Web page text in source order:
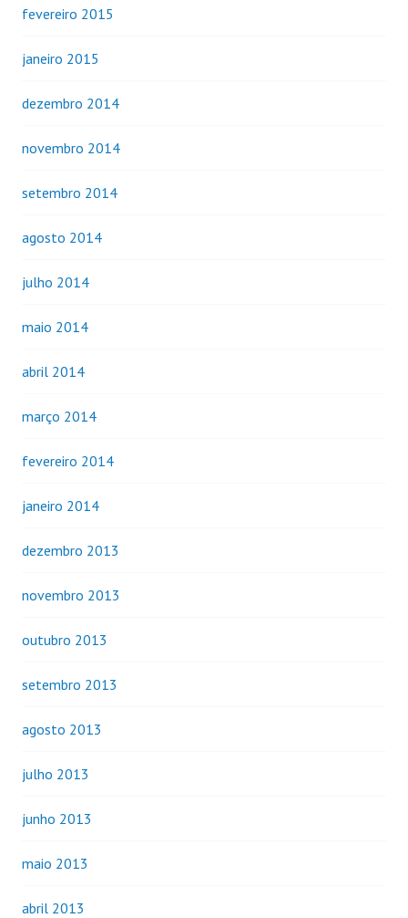
fevereiro 2015
janeiro 2015
dezembro 2014
novembro 2014
setembro 2014
agosto 2014
julho 2014
maio 2014
abril 2014
março 2014
fevereiro 2014
janeiro 2014
dezembro 2013
novembro 2013
outubro 2013
setembro 2013
agosto 2013
julho 2013
junho 2013
maio 2013
abril 2013